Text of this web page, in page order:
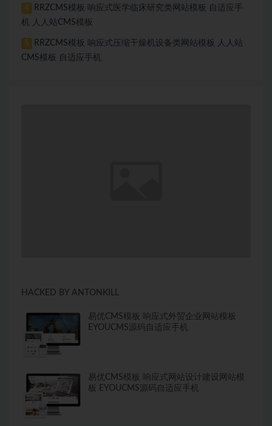
4
RRZCMS模板 响应式医学临床研究类网站模板 自适应手
机 人人站CMS模板
5
RRZCMS模板 响应式压缩干燥机设备类网站模板 人人站
CMS模板 自适应手机
HACKED BY ANTONKILL
易优CMS模板 响应式外贸企业网站模板
EYOUCMS源码自适应手机
易优CMS模板 响应式网站设计建设网站模
板 EYOUCMS源码自适应手机